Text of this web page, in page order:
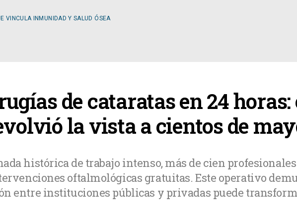
VINCULA INMUNIDAD Y SALUD ÓSEA
CARDIOLOGÍA CIRUGÍA GENERAL
DIABETOLOGÍA
de cataratas en 24
la vista a cientos de
histórica de trabajo intenso, más de cien
oftalmológicas gratuitas. Este operativo
entre instituciones públicas y privadas puede